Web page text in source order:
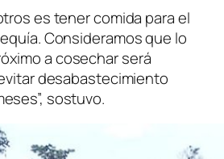
es tener comida para el
Consideramos que lo
a cosechar será
desabastecimiento
sostuvo.